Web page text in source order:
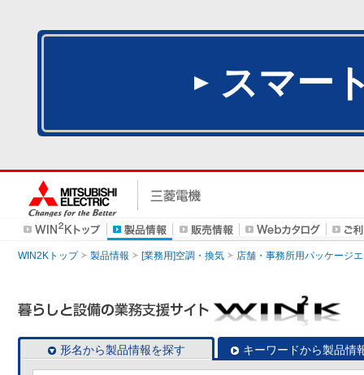
スマー
WIN2Kトップ 製品情報 [業務用]空調・換気 店舗・事務所用パッケージ
形名から製品情報を探す キーワードから製品情